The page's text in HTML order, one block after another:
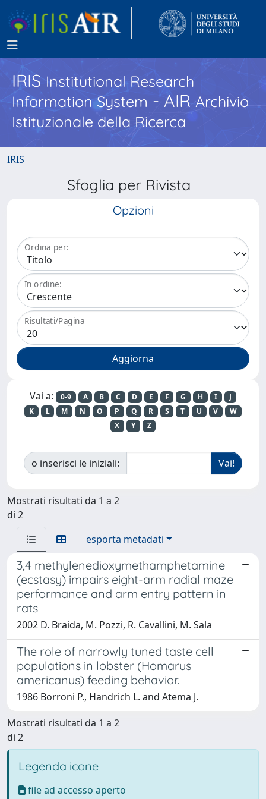
IRISInstitutional Research
Information System - AIR Archivio
Istituzionale della Ricerca
IRIS
Sfoglia per Rivista
Opzioni
Ordina per:
In ordine:
Risultati/Pagina
Vai a: 0-9 A B C D E F G H I
J
K
L M N O P Q R S T U V
W
X
Y Z
o inserisci le iniziali:
Mostrati risultati da 1 a 2
di 2
esporta metadati
3,4 methylenedioxymethamphetamine
(ecstasy) impairs eight-arm radial maze
performance and arm entry pattern in
rats
2002 D. Braida, M. Pozzi, R. Cavallini, M. Sala
The role of narrowly tuned taste cell
populations in lobster (Homarus
americanus) feeding behavior.
1986 Borroni P., Handrich L. and Atema J.
Mostrati risultati da 1 a 2
di 2
Legenda icone
file ad accesso aperto